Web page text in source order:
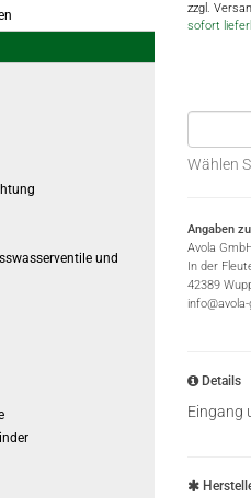
und
zzgl.
sofort
Wählen
Angaben
Avola
In der
42389
Details
Eingang